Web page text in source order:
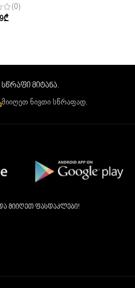
(0)
₾
სწრაფი მიტანა.
მიიღეთ ნივთი სწრაფად.
მიიღეთ ფასდაკლები!